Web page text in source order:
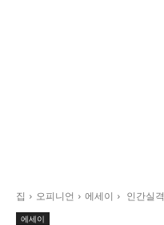
문화
집 오피니언 에세이 인간실격
에세이